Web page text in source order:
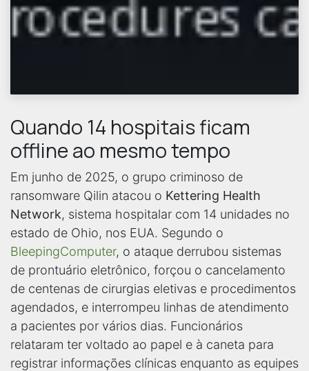
Quando 14 hospitais ficam
offline ao mesmo tempo
Em junho de 2025, o grupo criminoso de
ransomware Qilin atacou o Kettering Health
Network, sistema hospitalar com 14 unidades no
estado de Ohio, nos EUA. Segundo o
BleepingComputer, o ataque derrubou sistemas
de prontuário eletrônico, forçou o cancelamento
de centenas de cirurgias eletivas e procedimentos
agendados, e interrompeu linhas de atendimento
a pacientes por vários dias. Funcionários
relataram ter voltado ao papel e à caneta para
registrar informações clínicas enquanto as equipes